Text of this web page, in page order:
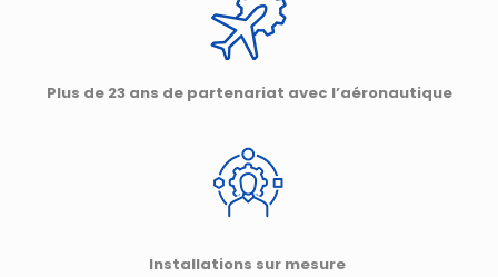
Plus de 23 ans de partenariat avec l’aéronautique
Installations sur mesure